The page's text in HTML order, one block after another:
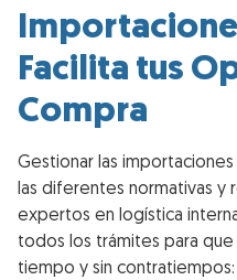
Facilita tus
Compra
Gestionar las
las diferentes normativas y
expertos en logística
todos los trámites para que
tiempo y sin contratiempos: